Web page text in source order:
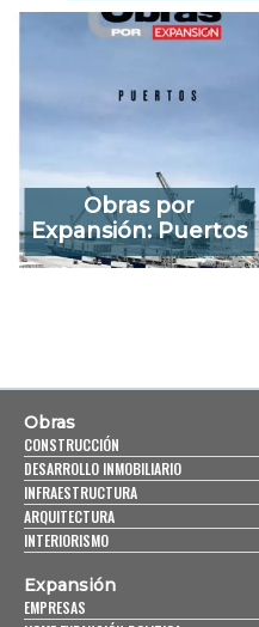
Obras por
Expansión: Puertos
Obras
CONSTRUCCIÓN
DESARROLLO INMOBILIARIO
INFRAESTRUCTURA
ARQUITECTURA
INTERIORISMO
Expansión
EMPRESAS